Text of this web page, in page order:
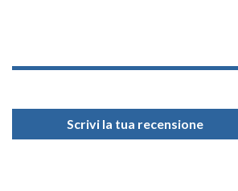
Scrivi la tua recensione